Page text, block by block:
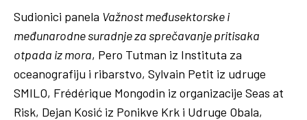
Sudionici panela Važnost međusektorske i
međunarodne suradnje za sprečavanje pritisaka
otpada iz mora, Pero Tutman iz Instituta za
oceanografiju i ribarstvo, Sylvain Petit iz udruge
SMILO, Frédérique Mongodin iz organizacije Seas at
Risk, Dejan Kosić iz Ponikve Krk i Udruge Obala,